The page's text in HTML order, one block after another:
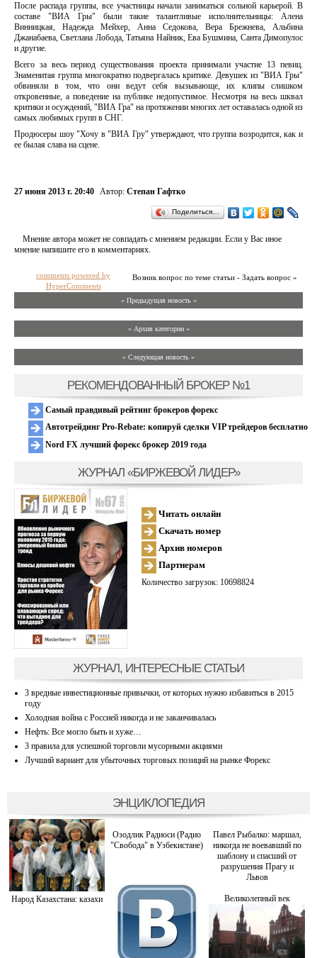
После распада группы, все участницы начали заниматься сольной карьерой. В
составе "ВИА Гры" были такие талантливые исполнительницы: Алена
Винницкая, Надежда Мейхер, Анна Седокова, Вера Брежнева, Альбина
Джанабаева, Светлана Лобода, Татьяна Найник, Ева Бушмина, Санта Димопулос
и другие.
Всего за весь период существования проекта принимали участие 13 певиц.
Знаменитая группа многократно подвергалась критике. Девушек из "ВИА Гры"
обвиняли в том, что они ведут себя вызывающе, их клипы слишком
откровенные, а поведение на публике недопустимое. Несмотря на весь шквал
критики и осуждений, "ВИА Гра" на протяжении многих лет оставалась одной из
самых любимых групп в СНГ.
Продюсеры шоу "Хочу в "ВИА Гру" утверждают, что группа возродится, как и
ее былая слава на сцене.
27 июня 2013 г. 20:40 Автор: Степан Гафтко
Поделиться…
Мнение автора может не совпадать с мнением редакции. Если у Вас иное
мнение напишите его в комментариях.
Возник вопрос по теме статьи - Задать вопрос »
comments powered by
HyperComments
« Предыдущая новость «
» Архив категории «
» Следующая новость »
РЕКОМЕНДОВАННЫЙ БРОКЕР №1
Самый правдивый рейтинг брокеров форекс
Автотрейдинг Pro-Rebate: копируй сделки VIP трейдеров бесплатно
Nord FX лучший форекс брокер 2019 года
ЖУРНАЛ «БИРЖЕВОЙ ЛИДЕР»
Читать онлайн
Скачать номер
Архив номеров
Партнерам
Количество загрузок: 10698824
ЖУРНАЛ, ИНТЕРЕСНЫЕ СТАТЬИ
3 вредные инвестиционные привычки, от которых нужно избавиться в 2015
году
Холодная война с Россией никогда и не заканчивалась
Нефть: Все могло быть и хуже…
3 правила для успешной торговли мусорными акциями
Лучший вариант для убыточных торговых позиций на рынке Форекс
ЭНЦИКЛОПЕДИЯ
Народ Казахстана: казахи
Озодлик Радиоси (Радио
"Свобода" в Узбекистане)
Павел Рыбалко: маршал,
никогда не воевавший по
шаблону и спасший от
разрушения Прагу и
Львов
Великолепный век